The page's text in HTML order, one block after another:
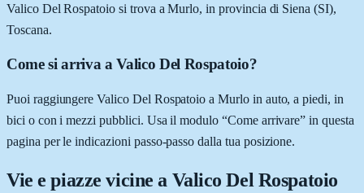
Valico Del Rospatoio si trova a Murlo, in provincia di Siena (SI),
Toscana.
Come si arriva a Valico Del Rospatoio?
Puoi raggiungere Valico Del Rospatoio a Murlo in auto, a piedi, in
bici o con i mezzi pubblici. Usa il modulo “Come arrivare” in questa
pagina per le indicazioni passo-passo dalla tua posizione.
Vie e piazze vicine a Valico Del Rospatoio